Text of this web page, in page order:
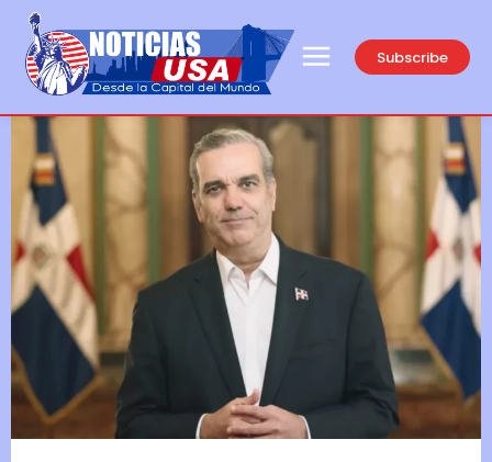
Subscribe